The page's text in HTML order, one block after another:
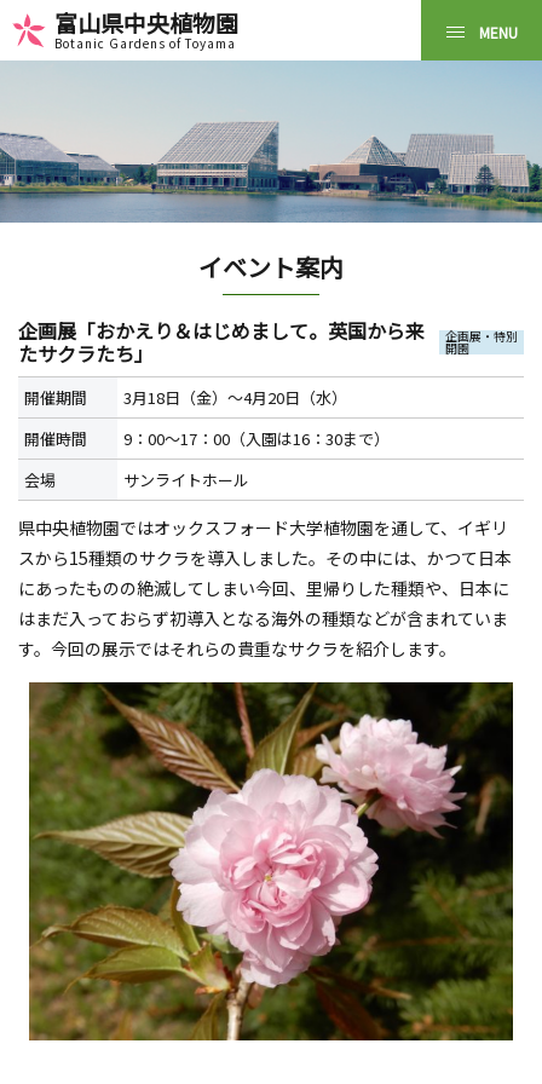
富山県中央植物園
Botanic Gardens of Toyama
イベント案内
企画展「おかえり＆はじめまして。英国から来
たサクラたち」
企画展・特別
開園
開催期間
3月18日（金）～4月20日（水）
開催時間
9：00～17：00（入園は16：30まで）
会場
サンライトホール
県中央植物園ではオックスフォード大学植物園を通して、イギリ
スから15種類のサクラを導入しました。その中には、かつて日本
にあったものの絶滅してしまい今回、里帰りした種類や、日本に
はまだ入っておらず初導入となる海外の種類などが含まれていま
す。今回の展示ではそれらの貴重なサクラを紹介します。